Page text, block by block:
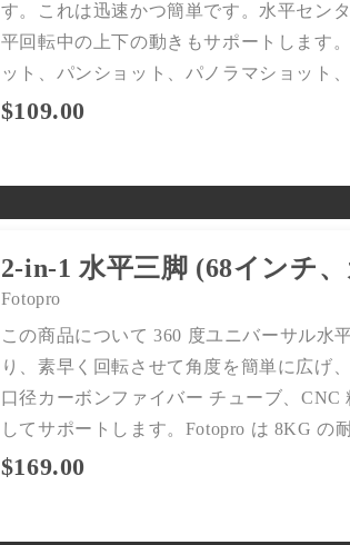
す。これは迅速かつ簡単です。水平セン
平回転中の上下の動きもサポートします
ット、パンショット、パノラマショット
$109.00
2-in-1 水平三脚 (68インチ
Fotopro
この商品について 360 度ユニバーサル水
り、素早く回転させて角度を簡単に広げ
口径カーボンファイバー チューブ、
してサポートします。Fotopro は 8KG の
$169.00